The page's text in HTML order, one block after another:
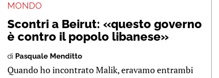
MONDO
Scontri a Beirut: «questo governo
è contro il popolo libanese»
di Pasquale Menditto
Quando ho incontrato Malik, eravamo entrambi